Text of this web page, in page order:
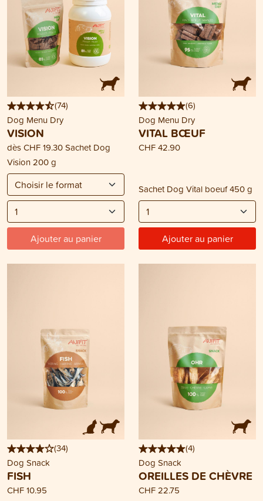
(74)
Dog Menu Dry
VISION
dèsCHF 19.30Sachet Dog
Vision 200 g
Ajouter au panier
(6)
Dog Menu Dry
VITAL BŒUF
CHF 42.90
Sachet Dog Vital boeuf 450 g
Ajouter au panier
(34)
Dog Snack
FISH
CHF 10.95
(4)
Dog Snack
OREILLES DE CHÈVRE
CHF 22.75